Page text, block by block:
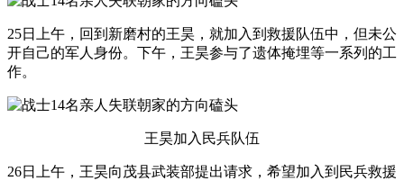
25日上午，回到新磨村的王昊，就加入到救援队伍中，但未公
开自己的军人身份。下午，王昊参与了遗体掩埋等一系列的工
作。
王昊加入民兵队伍
26日上午，王昊向茂县武装部提出请求，希望加入到民兵救援